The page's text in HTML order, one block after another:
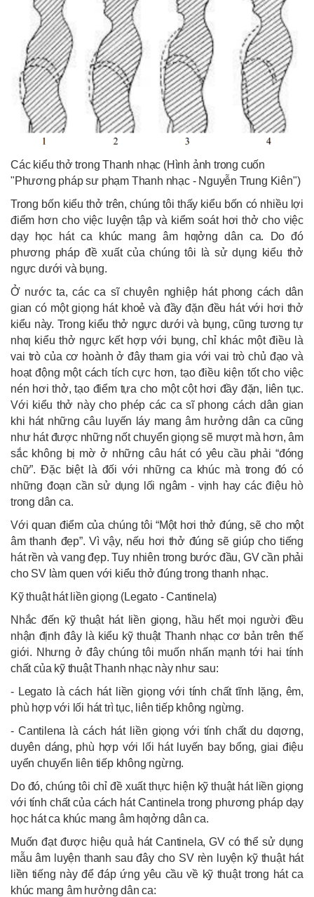
Các kiểu thở trong Thanh nhạc (Hình ảnh trong cuốn
"Phương pháp sư phạm Thanh nhạc - Nguyễn Trung Kiên")
Trong bốn kiểu thở trên, chúng tôi thấy kiểu bốn có nhiều lợi
điểm hơn cho việc luyện tập và kiểm soát hơi thở cho việc
dạy học hát ca khúc mang âm hƣởng dân ca. Do đó
phương pháp đề xuất của chúng tôi là sử dụng kiểu thở
ngực dưới và bụng.
Ở nước ta, các ca sĩ chuyên nghiệp hát phong cách dân
gian có một giọng hát khoẻ và đầy đặn đều hát với hơi thở
kiểu này. Trong kiểu thở ngực dưới và bụng, cũng tương tự
nhƣ kiểu thở ngực kết hợp với bụng, chỉ khác một điều là
vai trò của cơ hoành ở đây tham gia với vai trò chủ đạo và
hoạt động một cách tích cực hơn, tạo điều kiện tốt cho việc
nén hơi thở, tạo điểm tựa cho một cột hơi đầy đặn, liên tục.
Với kiểu thở này cho phép các ca sĩ phong cách dân gian
khi hát những câu luyến láy mang âm hưởng dân ca cũng
như hát được những nốt chuyển giọng sẽ mượt mà hơn, âm
sắc không bị mờ ở những câu hát có yêu cầu phải “đóng
chữ”. Đặc biệt là đối với những ca khúc mà trong đó có
những đoạn cần sử dụng lối ngâm - vịnh hay các điệu hò
trong dân ca.
Với quan điểm của chúng tôi “Một hơi thở đúng, sẽ cho một
âm thanh đẹp”. Vì vậy, nếu hơi thở đúng sẽ giúp cho tiếng
hát rền và vang đẹp. Tuy nhiên trong bước đầu, GV cần phải
cho SV làm quen với kiểu thở đúng trong thanh nhạc.
Kỹ thuật hát liền giọng (Legato - Cantinela)
Nhắc đến kỹ thuật hát liền giọng, hầu hết mọi người đều
nhận định đây là kiểu kỹ thuật Thanh nhạc cơ bản trên thế
giới. Nhưng ở đây chúng tôi muốn nhấn mạnh tới hai tính
chất của kỹ thuật Thanh nhạc này như sau:
- Legato là cách hát liền giọng với tính chất tĩnh lặng, êm,
phù hợp với lối hát trì tục, liên tiếp không ngừng.
- Cantilena là cách hát liền giọng với tính chất du dƣơng,
duyên dáng, phù hợp với lối hát luyến bay bổng, giai điệu
uyển chuyển liên tiếp không ngừng.
Do đó, chúng tôi chỉ đề xuất thực hiện kỹ thuật hát liền giọng
với tính chất của cách hát Cantinela trong phương pháp dạy
học hát ca khúc mang âm hƣởng dân ca.
Muốn đạt được hiệu quả hát Cantinela, GV có thể sử dụng
mẫu âm luyện thanh sau đây cho SV rèn luyện kỹ thuật hát
liền tiếng này để đáp ứng yêu cầu về kỹ thuật trong hát ca
khúc mang âm hưởng dân ca: